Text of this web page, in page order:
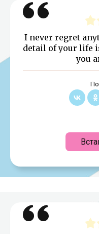
I never regret
detail of your life
you